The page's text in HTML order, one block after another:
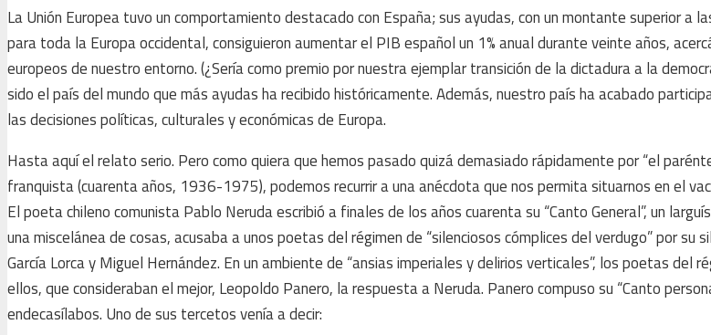
La Unión Europea tuvo un comportamiento destacado con España; sus ayudas, con un montante superior a
para toda la Europa occidental, consiguieron aumentar el PIB español un 1% anual durante veinte años,
europeos de nuestro entorno. (¿Sería como premio por nuestra ejemplar transición de la dictadura a la
sido el país del mundo que más ayudas ha recibido históricamente. Además, nuestro país ha acabado
las decisiones políticas, culturales y económicas de Europa.
Hasta aquí el relato serio. Pero como quiera que hemos pasado quizá demasiado rápidamente por “el
franquista (cuarenta años, 1936-1975), podemos recurrir a una anécdota que nos permita situarnos en el
El poeta chileno comunista Pablo Neruda escribió a finales de los años cuarenta su “Canto General”, un
una miscelánea de cosas, acusaba a unos poetas del régimen de “silenciosos cómplices del verdugo” por su
García Lorca y Miguel Hernández. En un ambiente de “ansias imperiales y delirios verticales”, los poetas del
ellos, que consideraban el mejor, Leopoldo Panero, la respuesta a Neruda. Panero compuso su “Canto
endecasílabos. Uno de sus tercetos venía a decir: